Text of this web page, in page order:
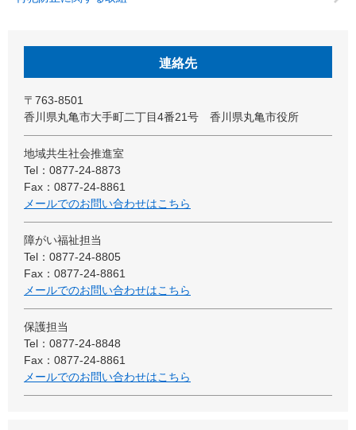
連絡先
〒763-8501
香川県丸亀市大手町二丁目4番21号 香川県丸亀市役所
地域共生社会推進室
Tel：0877-24-8873
Fax：0877-24-8861
メールでのお問い合わせはこちら
障がい福祉担当
Tel：0877-24-8805
Fax：0877-24-8861
メールでのお問い合わせはこちら
保護担当
Tel：0877-24-8848
Fax：0877-24-8861
メールでのお問い合わせはこちら